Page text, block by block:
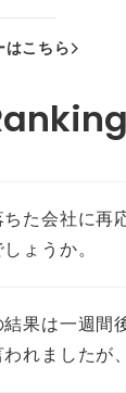
はこちら
た会社に再
ょうか。
果は一週間
われましたが